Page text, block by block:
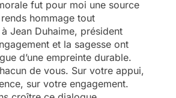
fut pour moi une source
hommage tout
Jean Duhaime, président
et la sagesse ont
d’une empreinte durable.
de vous. Sur votre appui,
sur votre engagement.